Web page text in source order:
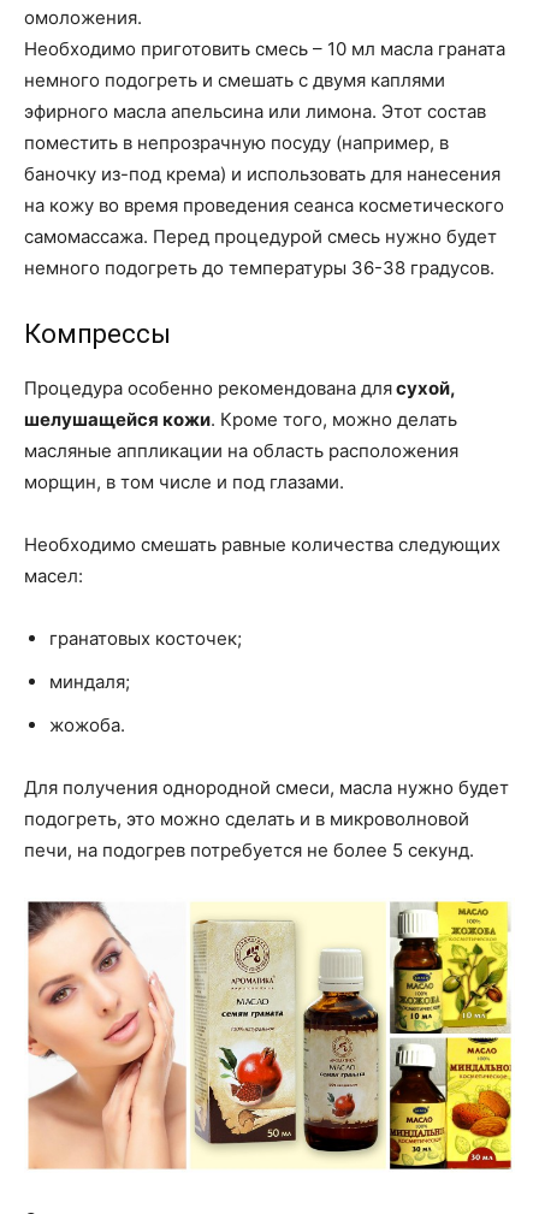
омоложения.
Необходимо приготовить смесь – 10 мл масла граната
немного подогреть и смешать с двумя каплями
эфирного масла апельсина или лимона. Этот состав
поместить в непрозрачную посуду (например, в
баночку из-под крема) и использовать для нанесения
на кожу во время проведения сеанса косметического
самомассажа. Перед процедурой смесь нужно будет
немного подогреть до температуры 36-38 градусов.
Компрессы
Процедура особенно рекомендована длясухой,
шелушащейся кожи. Кроме того, можно делать
масляные аппликации на область расположения
морщин, в том числе и под глазами.
Необходимо смешать равные количества следующих
масел:
гранатовых косточек;
миндаля;
жожоба.
Для получения однородной смеси, масла нужно будет
подогреть, это можно сделать и в микроволновой
печи, на подогрев потребуется не более 5 секунд.